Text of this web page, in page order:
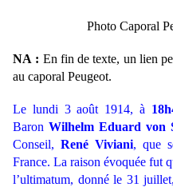
Photo Caporal
NA : En fin de texte, un lien
au caporal Peugeot.
Le lundi 3 août 1914, à
Baron Wilhelm Eduard von
Conseil,René Viviani, que
France. La raison évoquée fut
l’ultimatum, donné le 31